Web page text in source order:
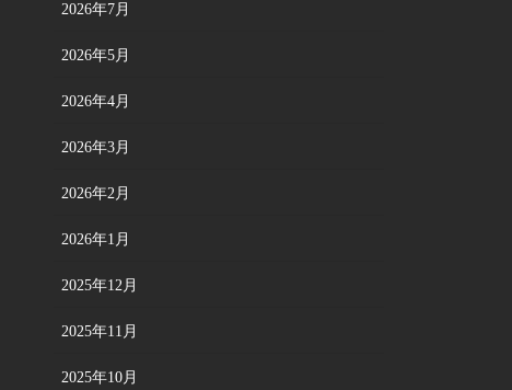
2026年7月
2026年5月
2026年4月
2026年3月
2026年2月
2026年1月
2025年12月
2025年11月
2025年10月